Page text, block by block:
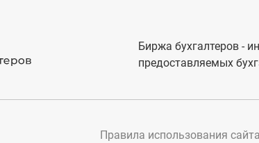
Биржа бухгалтеров -
предоставляемых
Правила использования сайта